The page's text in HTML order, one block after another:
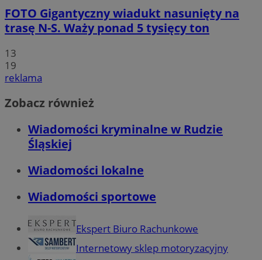
FOTO Gigantyczny wiadukt nasunięty na
trasę N-S. Waży ponad 5 tysięcy ton
13
19
reklama
Zobacz również
Wiadomości kryminalne w Rudzie
Śląskiej
Wiadomości lokalne
Wiadomości sportowe
Ekspert Biuro Rachunkowe
Internetowy sklep motoryzacyjny